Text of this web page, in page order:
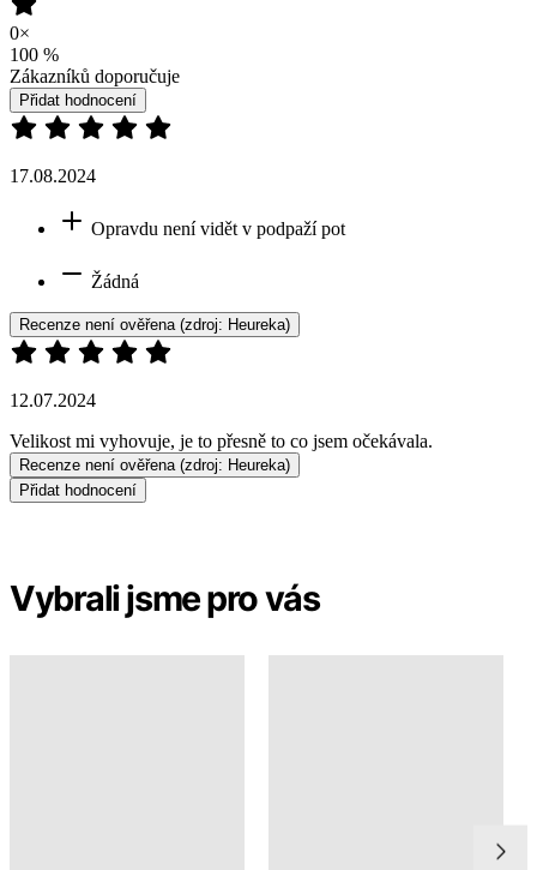
0×
100 %
Zákazníků doporučuje
Přidat hodnocení
17.08.2024
Opravdu není vidět v podpaží pot
Žádná
Recenze není ověřena (zdroj: Heureka)
12.07.2024
Velikost mi vyhovuje, je to přesně to co jsem očekávala.
Recenze není ověřena (zdroj: Heureka)
Přidat hodnocení
Vybrali jsme pro vás